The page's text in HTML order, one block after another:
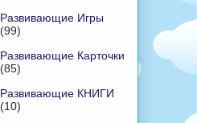
Развивающие Игры
(99)
Развивающие Карточки
(85)
Развивающие КНИГИ
(10)